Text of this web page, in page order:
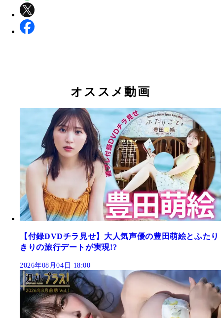
オススメ動画
【付録DVDチラ見せ】大人気声優の豊田萌絵とふたり
きりの旅行デートが実現!?
2026年08月04日 18:00